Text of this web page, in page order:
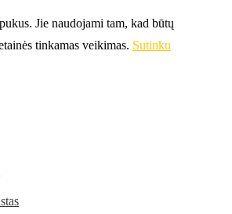
Jie naudojami tam, kad būtų
tinkamas veikimas. Sutinku